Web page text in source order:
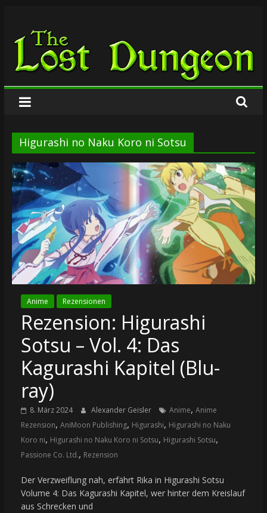
springen
The
Lost
Dungeon
Higurashi no Naku Koro ni Sotsu
Anime Rezensionen
Rezension: Higurashi
Sotsu – Vol. 4: Das
Kagurashi Kapitel (Blu-
ray)
8. März 2024 Alexander Geisler Anime, Anime
Rezension, AniMoon Publishing, Higurashi, Higurashi no Naku
Koro ni, Higurashi no Naku Koro ni Sotsu, Higurashi Sotsu,
Passione Co. Ltd., Rezension
Der Verzweiflung nah, erfährt Rika in Higurashi Sotsu
Volume 4: Das Kagurashi Kapitel, wer hinter dem Kreislauf
aus Schrecken und